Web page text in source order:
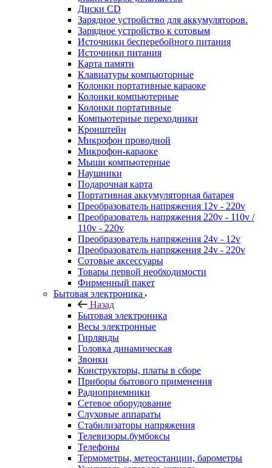
Диски CD
Зарядное устройство для аккумуляторов.
Зарядное устройство к сотовым
Источники бесперебойного питания
Источники питания
Карта памяти
Клавиатуры компьюторные
Колонки портативные караоке
Колонки компьютерные
Колонки портативные
Компьютерные переходники
Кронштейн
Микрофон проводной
Микрофон-караоке
Мыши компьютерные
Наушники
Подарочная карта
Портативная аккумуляторная батарея
Преобразователь напряжения 12v - 220v
Преобразователь напряжения 220v - 110v /
110v - 220v
Преобразователь напряжения 24v - 12v
Преобразователь напряжения 24v - 220v
Сотовые аксессуары
Товары первой необходимости
Фирменный пакет
Бытовая электроника
Назад
Бытовая электроника
Весы электронные
Гирлянды
Головка динамическая
Звонки
Конструкторы, платы в сборе
Приборы бытового применения
Радиоприемники
Сетевое оборудование
Слуховые аппараты
Стабилизаторы напряжения
Телевизоры.бумбоксы
Телефоны
Термометры, метеостанции, барометры